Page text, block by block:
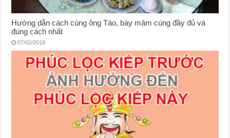
Hướng dẫn cách cúng ông Táo, bày mâm cúng đầy đủ và
đúng cách nhất
07/02/2018